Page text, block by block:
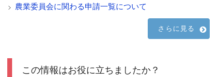
農業委員会に関わる申請一覧について
さらに見る
この情報はお役に立ちましたか？